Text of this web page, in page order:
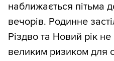
наближається пітьма
вечорів. Родинне
Різдво та Новий рік
великим ризиком для